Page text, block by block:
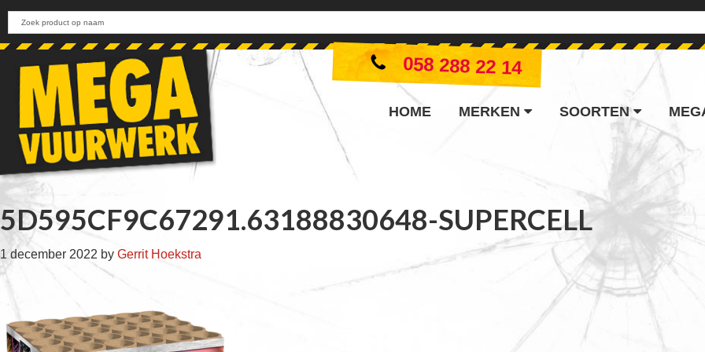
primary
navigation
main
content
primary
sidebar
footer
058 288 22 14
HOME MERKEN SOORTEN
5D595CF9C67291.63188830648-SUPERCELL
1 december 2022 by Gerrit Hoekstra